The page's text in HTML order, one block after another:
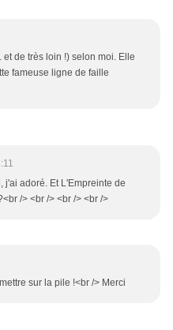
de très loin !) selon moi. Elle
fameuse ligne de faille
j'ai adoré. Et L'Empreinte de
/> <br /> <br /> <br />
sur la pile !<br /> Merci